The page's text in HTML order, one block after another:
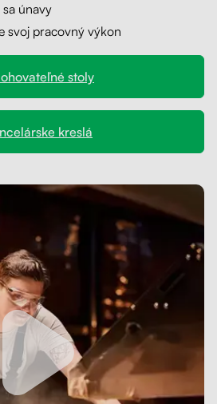
- Riser
a zásuvky
Príslušenstvo
únavy
svoj pracovný výkon
stoly
kreslá